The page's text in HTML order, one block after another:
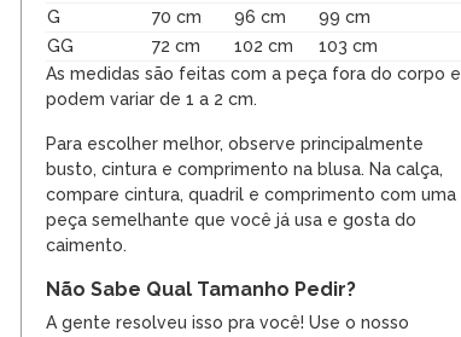
G
70 cm 96 cm
99 cm
GG
72 cm 102 cm
103 cm
As medidas são feitas com a peça fora do corpo e
podem variar de 1 a 2 cm.
Para escolher melhor, observe principalmente
busto, cintura e comprimento na blusa. Na calça,
compare cintura, quadril e comprimento com uma
peça semelhante que você já usa e gosta do
caimento.
Não Sabe Qual Tamanho Pedir?
A gente resolveu isso pra você! Use o nosso